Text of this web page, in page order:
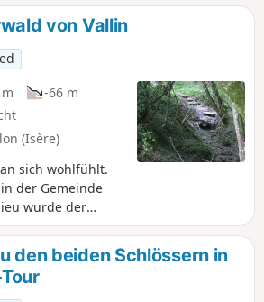
von Vallin
-66 m
(Isère)
sich wohlfühlt.
der Gemeinde
wurde der
und
seine heilenden
Mehrere Stellen
sein, an
den beiden Schlössern in